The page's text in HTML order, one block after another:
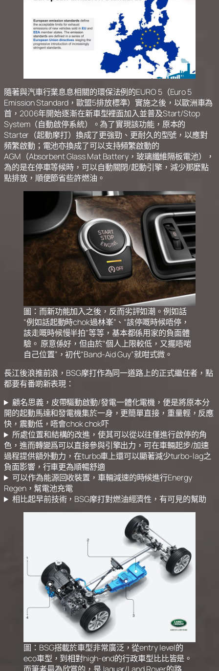
隨著與汽車行業息息相關的環保法例的EURO 5（Euro 5
Emission Standard，歐盟5排放標準）實施之後，以歐洲車為
首，2006年開始逐漸在新車型裡面加入並普及Start/Stop
System（自動啟停系統）。為了實現該功能，原本的
Starter（起動摩打）換成了更強勁、更耐久的型號，以應對
頻繁啟動；電池亦換成了可以支持頻繁啟動的
AGM（Absorbent Glass Mat Battery，玻璃纖維隔板電池），
為的是在停車等候時，可以自動關閉/起動引擎，減少那麼點
點排放，順便節省些許燃油。
圖：而新功能加入之後，反而劣評如潮。例如話
“例如話起動時chok過林峯”、“該停嘅時候唔停，
該走嘅時候慢半拍”等等，基本都係用家的負面體
驗。 原意係好，但由於“個人上限較低，又擺唔啱
自己位置”，初代“Band-Aid Guy”就咁式微。
長江後浪推前浪，BSG摩打作為同一道路上的正式繼任者，點
都要有番啲新表現：
顧名思義，皮帶驅動啟動/發電一體化電機，便是將原本分
開的起動馬達和發電機集於一身，更簡單直接，重量輕，反應
快，震動低，唔會chok chok吓
所處位置和結構的改進，使其可以從以往僅進行啟停的角
色，進而轉變爲可以直接參與引擎出力，可在車輛起步/加速
過程提供額外動力，在turbo車上還可以顯著減少turbo-lag之
負面影響，行車更為順暢舒適
可以作為能源回收裝置，車輛減速的時候進行Energy
Regen，幫電池充電
相比起早前技術，BSG摩打對燃油經濟性，有可見的幫助
圖：BSG搭載於車型非常廣泛，從entry level的
eco車型，到相對high-end的行政車型比比皆是。